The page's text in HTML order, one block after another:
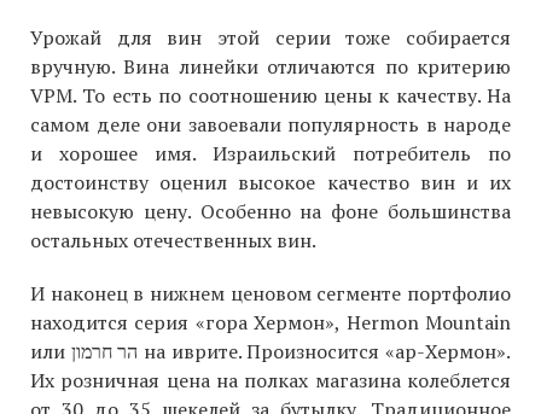
Урожай для вин этой серии тоже собирается
вручную. Вина линейки отличаются по критерию
VPM. То есть по соотношению цены к качеству. На
самом деле они завоевали популярность в народе
и хорошее имя. Израильский потребитель по
достоинству оценил высокое качество вин и их
невысокую цену. Особенно на фоне большинства
остальных отечественных вин.
И наконец в нижнем ценовом сегменте портфолио
находится серия «гора Хермон», Hermon Mountain
или הר חרמון на иврите. Произносится «ар-Хермон».
Их розничная цена на полках магазина колеблется